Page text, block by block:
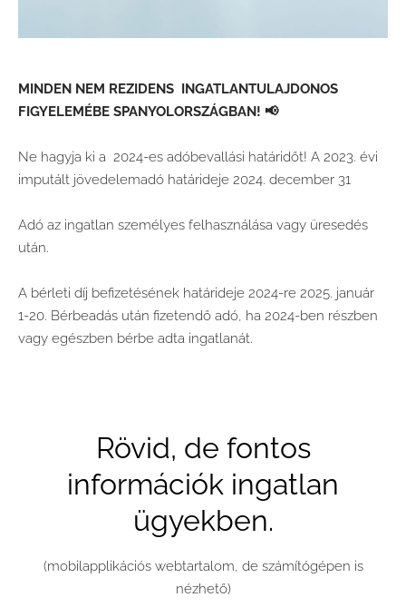
MINDEN NEM REZIDENS INGATLANTULAJDONOS
FIGYELEMÉBE SPANYOLORSZÁGBAN! 📢
Ne hagyja ki a 2024-es adóbevallási határidőt! A 2023. évi
imputált jövedelemadó határideje 2024. december 31
Adó az ingatlan személyes felhasználása vagy üresedés
után.
A bérleti díj befizetésének határideje 2024-re 2025. január
1-20. Bérbeadás után fizetendő adó, ha 2024-ben részben
vagy egészben bérbe adta ingatlanát.
Rövid, de fontos
információk ingatlan
ügyekben.
(mobilapplikációs webtartalom, de számítógépen is
nézhető)